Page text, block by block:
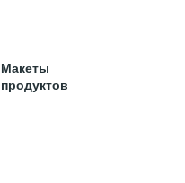
Макеты
продуктов